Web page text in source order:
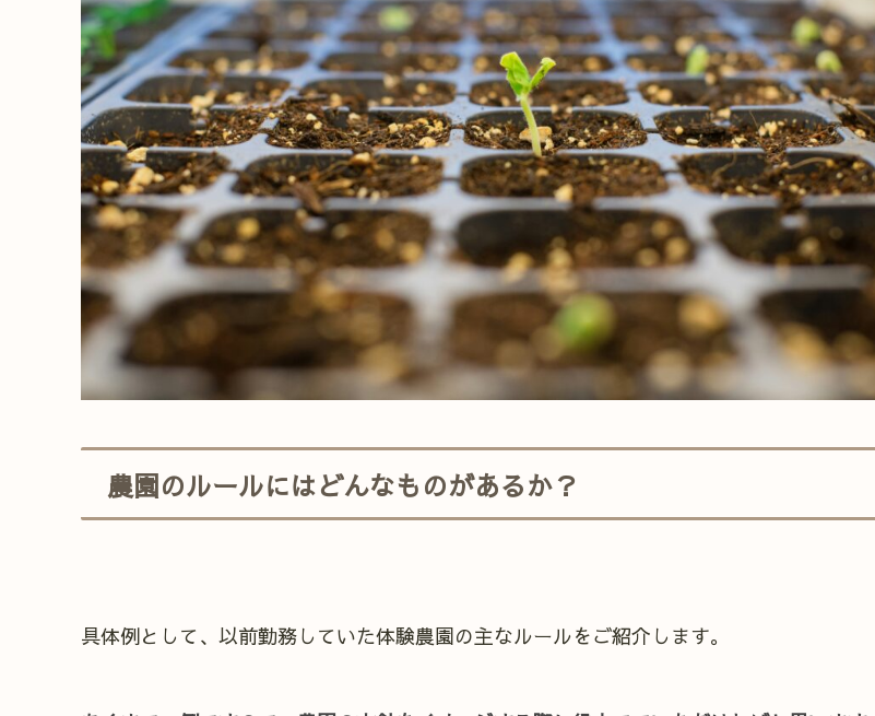
農園のルールにはどんなものがあるか？
具体例として、以前勤務していた体験農園の主なルールをご紹介します。